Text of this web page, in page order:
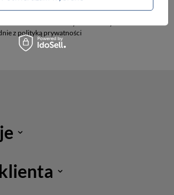
z polityką prywatności